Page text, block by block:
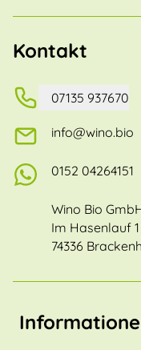
Kontakt
07135 937670
info@wino.bio
0152 04264151
Wino Bio
Im Hasenlauf 1
74336